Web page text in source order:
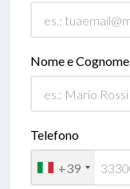
Nome e Cognome
Telefono
+39